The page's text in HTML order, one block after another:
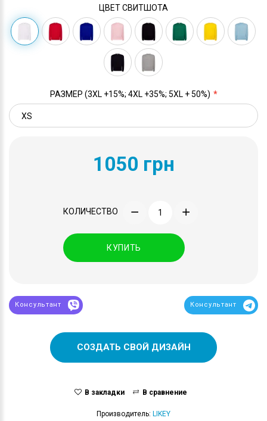
ЦВЕТ СВИТШОТА
РАЗМЕР (3XL +15%; 4XL +35%; 5XL + 50%)
1050 грн
КОЛИЧЕСТВО
КУПИТЬ
Консультант Консультант
СОЗДАТЬ СВОЙ ДИЗАЙН
В закладки В сравнение
Производитель: LIKEY